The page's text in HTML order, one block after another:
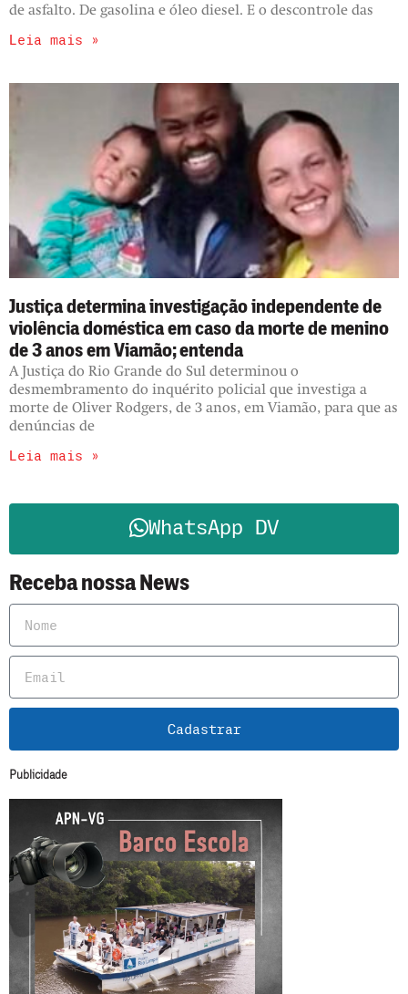
de asfalto. De gasolina e óleo diesel. E o descontrole das
Leia mais »
Justiça determina investigação independente de
violência doméstica em caso da morte de menino
de 3 anos em Viamão; entenda
A Justiça do Rio Grande do Sul determinou o
desmembramento do inquérito policial que investiga a
morte de Oliver Rodgers, de 3 anos, em Viamão, para que as
denúncias de
Leia mais »
WhatsApp DV
Receba nossa News
Cadastrar
Publicidade